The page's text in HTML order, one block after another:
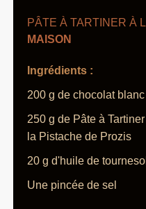
PÂTE À TARTINER À
MAISON
Ingrédients :
200 g de chocolat blanc
250 g de Pâte à Tartiner
la Pistache de Prozis
20 g d'huile de tournesol
Une pincée de sel